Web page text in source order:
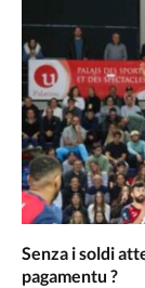
Senza i soldi
pagamentu ?